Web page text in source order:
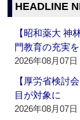
HEADLINE
【昭和薬大 神
門教育の充実を
2026年08月07日
【厚労省検討
目が対象に
2026年08月07日